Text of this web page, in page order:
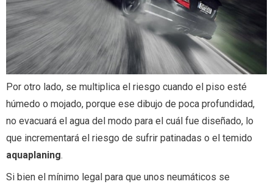
Por otro lado, se multiplica el riesgo cuando el piso esté
húmedo o mojado, porque ese dibujo de poca profundidad,
no evacuará el agua del modo para el cuál fue diseñado, lo
que incrementará el riesgo de sufrir patinadas o el temido
aquaplaning.
Si bien el mínimo legal para que unos neumáticos se